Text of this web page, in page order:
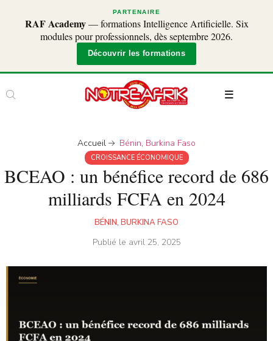
PARTENAIRE
RAF Academy— formations Intelligence Artificielle. Six
modules pour professionnels, dès septembre 2026.
Découvrir les formations
Accueil Bénin, Burkina Faso
CROISSANCE ÉCONOMIQUE
BCEAO : un bénéfice record de 686
milliards FCFA en 2024
BÉNIN, BURKINA FASO
Publié le avril 25, 2025